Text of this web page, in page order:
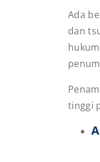
Ada
dan
tinggi